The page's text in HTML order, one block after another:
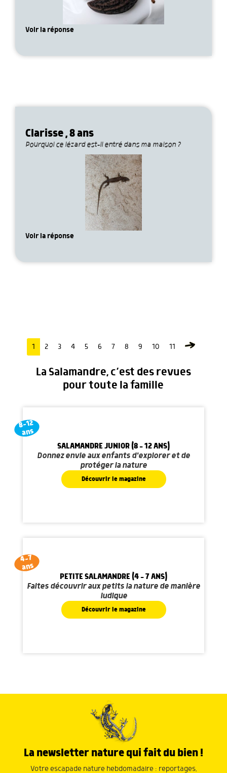
Voir la réponse
Clarisse , 8 ans
Pourquoi ce lézard est-il entré dans ma maison ?
Voir la réponse
1 2 3 4 5 6 7 8 9 10 11
La Salamandre, c’est des revues
pour toute la famille
8-12
ans
SALAMANDRE JUNIOR (8 - 12 ANS)
Donnez envie aux enfants d'explorer et de
protéger la nature
Découvrir le magazine
4-7
ans
PETITE SALAMANDRE (4 - 7 ANS)
Faites découvrir aux petits la nature de manière
ludique
Découvrir le magazine
La newsletter nature qui fait du bien !
Votre escapade nature hebdomadaire : reportages,